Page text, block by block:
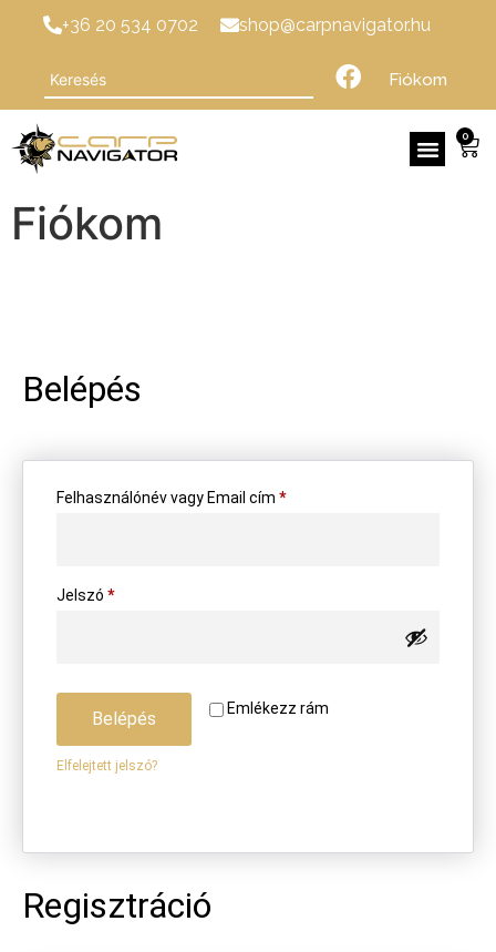
+36 20 534 0702 shop@carpnavigator.hu
Fiókom
0
Fiókom
Belépés
Felhasználónév vagy Email cím *
Jelszó *
Emlékezz rám
Belépés
Elfelejtett jelszó?
Regisztráció